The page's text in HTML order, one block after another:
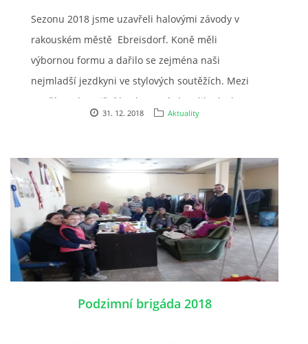
VIDEA
ODKAZY
NOVÝ PŘEKÁŽKOVÝ MATERIÁL
PŘISPĚVEK ČUS KARVINA -PODPORA SPORTU V
MORAVSKOSLEZSKÉM KRAJI
NÁHRADNÍ TERMÍN BRIGÁDY PRO TY KTEŘÍ SE
NEDOSTAVILI NA PODZIMNÍ BRIGÁDU
ČLENOVÉ RYCHVALDU 2023
Sezonu 2018 jsme uzavřeli halovými závody v
rakouském městě Ebreisdorf. Koně měli
výbornou formu a dařilo se zejména naši
nejmladší jezdkyni ve stylových soutěžích. Mezi
starší a zahraniční konkurencí obsadila druhou a
třetí příčku. Také ostatním se dařilo, a tak jsme si
čtvrté místo.
31. 12. 2018 Aktuality
Podzimní brigáda 2018